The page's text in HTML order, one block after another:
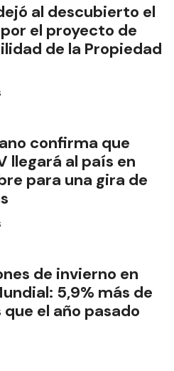
al descubierto el
el proyecto de
de la Propiedad
confirma que
llegará al país en
para una gira de
de invierno en
5,9% más de
el año pasado